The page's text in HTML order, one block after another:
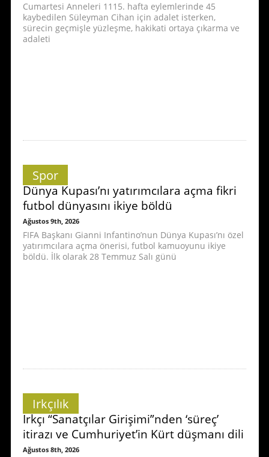
Cumartesi Anneleri 1115. hafta eylemlerinde 45
kaybedilen Süleyman Cihan için adalet isterken,
sürecin geçmişle yüzleşme, hakikati ortaya çıkarma ve
adaleti
Spor
Dünya Kupası’nı yatırımcılara açma fikri
futbol dünyasını ikiye böldü
Ağustos 9th, 2026
FIFA Başkanı Gianni Infantino’nun Dünya Kupası’nı özel
yatırımcılara açma önerisi, futbol kamuoyunu ikiye
böldü. İlk olarak 28 Temmuz Salı günü
Irkçılık
Irkçı “Sanatçılar Girişimi”nden ‘süreç’
itirazı ve Cumhuriyet’in Kürt düşmanı dili
Ağustos 8th, 2026